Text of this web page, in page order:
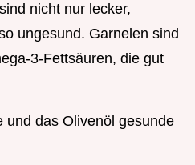
nicht nur lecker,
ungesund. Garnelen sind
3-Fettsäuren, die gut
und das Olivenöl gesunde